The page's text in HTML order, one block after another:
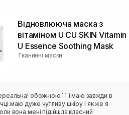
Відновлююча маска з
вітаміном U CU SKIN Vitamin
U Essence Soothing Mask
Тканинні маски
обожнюю її і маю завжди в
дуже чутливу шкіру і як же я
вона мені підійшла.класний